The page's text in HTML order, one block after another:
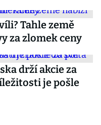
Tahle země
za zlomek ceny
drží akcie za
je pošle